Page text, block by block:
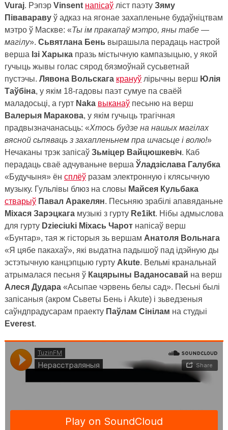
Vuraj. Рэпэр Vinsent напісаўліст паэту Зяму
Піваваравуў адказ на ягонае захапленьне будаўніцтвам
мэтро ў Маскве: «Ты ім пракапаў мэтро, яны табе —
магілу». Сьвятлана Бень вырашыла перадаць настрой
верша Ізі Харыкапразь містычную кампазыцыю, у якой
гучыць жывы голас сярод бязмоўнай сусьветнай
пустэчы. Лявона Вольскага крануўлірычны верш Юлія
Таўбіна, у якім 18-гадовы паэт сумуе па сваёй
маладосьці, а гурт Naka выканаўпесьню на верш
Валерыя Маракова, у якім гучыць трагічная
прадвызначанасьць: «Хтось будзе на нашых магілах
вясной сьпяваць з захапленьнем пра шчасьце і волю!»
Нечаканы трэк запісаў Зьміцер Вайцюшкевіч. Каб
перадаць сваё адчуваньне верша Ўладзіслава Галубка
«Будучыня» ён сплёўразам электронную і клясычную
музыку. Гульлівы блюз на словы Майсея Кульбака
стварыў Павал Аракелян. Песьняю зрабілі апавяданьне
Міхася Зарэцкагамузыкі з гурту Re1ikt. Нібы адмыслова
для гурту Dzieciuki Міхась Чаротнапісаў верш
«Бунтар», тая ж гісторыя зь вершам Анатоля Вольнага
«Я цябе пакахаў», які выдатна падышоў пад ідэйную ды
эстэтычную канцэпцыю гурту Akute. Вельмі кранальнай
атрымалася песьня ў Кацярыны Ваданосавай на верш
Алеся Дудара«Асыпае чэрвень белы сад». Песьні былі
запісаныя (акром Сьветы Бень і Akute) і зьведзеныя
саўндпрадусарам праекту Паўлам Сінілам на студыі
Everest.